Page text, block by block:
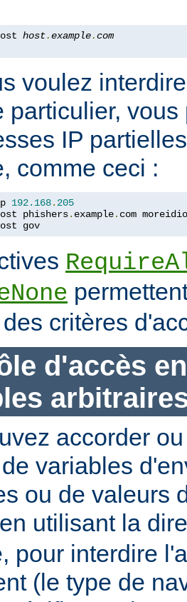
host.example.com
voulez
particulier,
IP
comme ceci :
192.168. 205
phishers. example. com
gov
critères
d'accès
accorder
variables
ou de valeurs
utilisant la
pour interdire
(le type de